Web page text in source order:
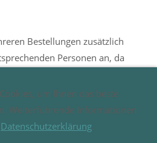
Bestellungen zusätzlich
Personen an, da
einer Bestellung kein Name
Vor- und Zunamen des
um Ihnen das beste
Weiterführende Informationen
Datenschutzerklärung.